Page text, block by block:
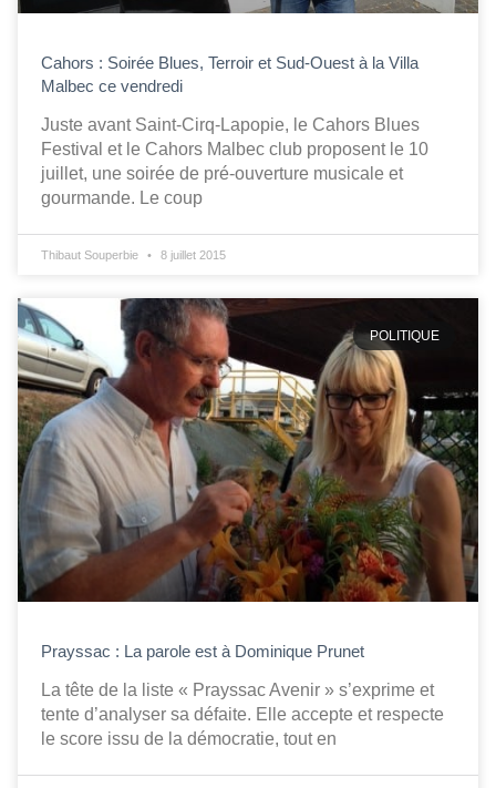
Cahors : Soirée Blues, Terroir et Sud-Ouest à la Villa
Malbec ce vendredi
Juste avant Saint-Cirq-Lapopie, le Cahors Blues
Festival et le Cahors Malbec club proposent le 10
juillet, une soirée de pré-ouverture musicale et
gourmande. Le coup
Thibaut Souperbie 8 juillet 2015
POLITIQUE
Prayssac : La parole est à Dominique Prunet
La tête de la liste « Prayssac Avenir » s’exprime et
tente d’analyser sa défaite. Elle accepte et respecte
le score issu de la démocratie, tout en